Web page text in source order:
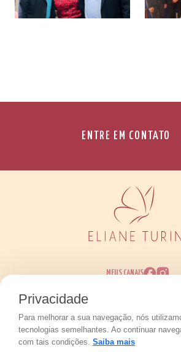
ENTRE EM CONTATO
MEUS CANAIS
Eliane Perim Turini © 2026 -
reservados.Políticas de
Privacidade
Para melhorar a sua navegação, nós
tecnologias semelhantes. Ao continuar
com tais condições. Saiba mais